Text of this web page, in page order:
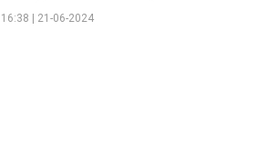
16:38 | 21-06-2024